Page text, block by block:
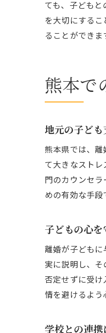
ても、子ども
を大切にする
ることができ
熊本で
地元の子ど
熊本県では、
て大きなスト
門のカウンセ
めの有効な手段
子どもの心
離婚が子ども
実に説明し、
否定せずに受
情を避けるよう
学校との連